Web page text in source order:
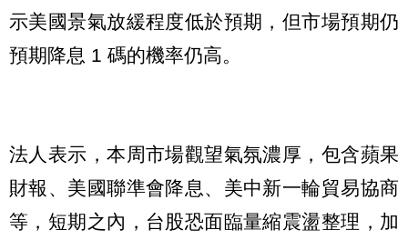
示美國景氣放緩程度低於預期，但市場預期仍
預期降息 1 碼的機率仍高。
法人表示，本周市場觀望氣氛濃厚，包含蘋果
財報、美國聯準會降息、美中新一輪貿易協商
等，短期之內，台股恐面臨量縮震盪整理，加